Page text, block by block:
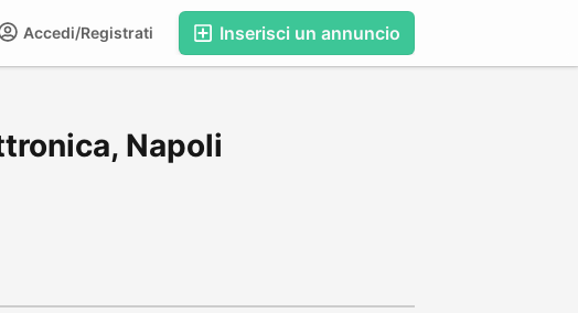
Inserisci un annuncio
Accedi/Registrati
Napoli